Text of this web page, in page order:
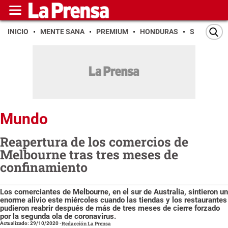
INICIO MENTE SANA PREMIUM HONDURAS SAN PEDRO
Mundo
Reapertura de los comercios de
Melbourne tras tres meses de
confinamiento
Los comerciantes de Melbourne, en el sur de Australia, sintieron un
enorme alivio este miércoles cuando las tiendas y los restaurantes
pudieron reabrir después de más de tres meses de cierre forzado
por la segunda ola de coronavirus.
Actualizado: 29/10/2020-Redacción La Prensa